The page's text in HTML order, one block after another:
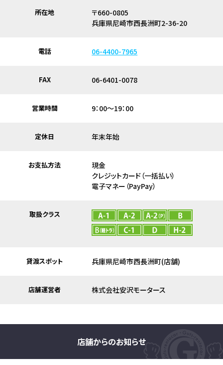
所在地
〒660-0805
兵庫県尼崎市西長洲町2-36-20
電話 06-4400-7965
FAX 06-6401-0078
営業時間 9：00～19：00
定休日 年末年始
お支払方法
現金
クレジットカード（一括払い）
電子マネー（PayPay）
取扱クラス
貸渡スポット 兵庫県尼崎市西長洲町(店舗)
店舗運営者 株式会社安沢モータース
店舗からのお知らせ